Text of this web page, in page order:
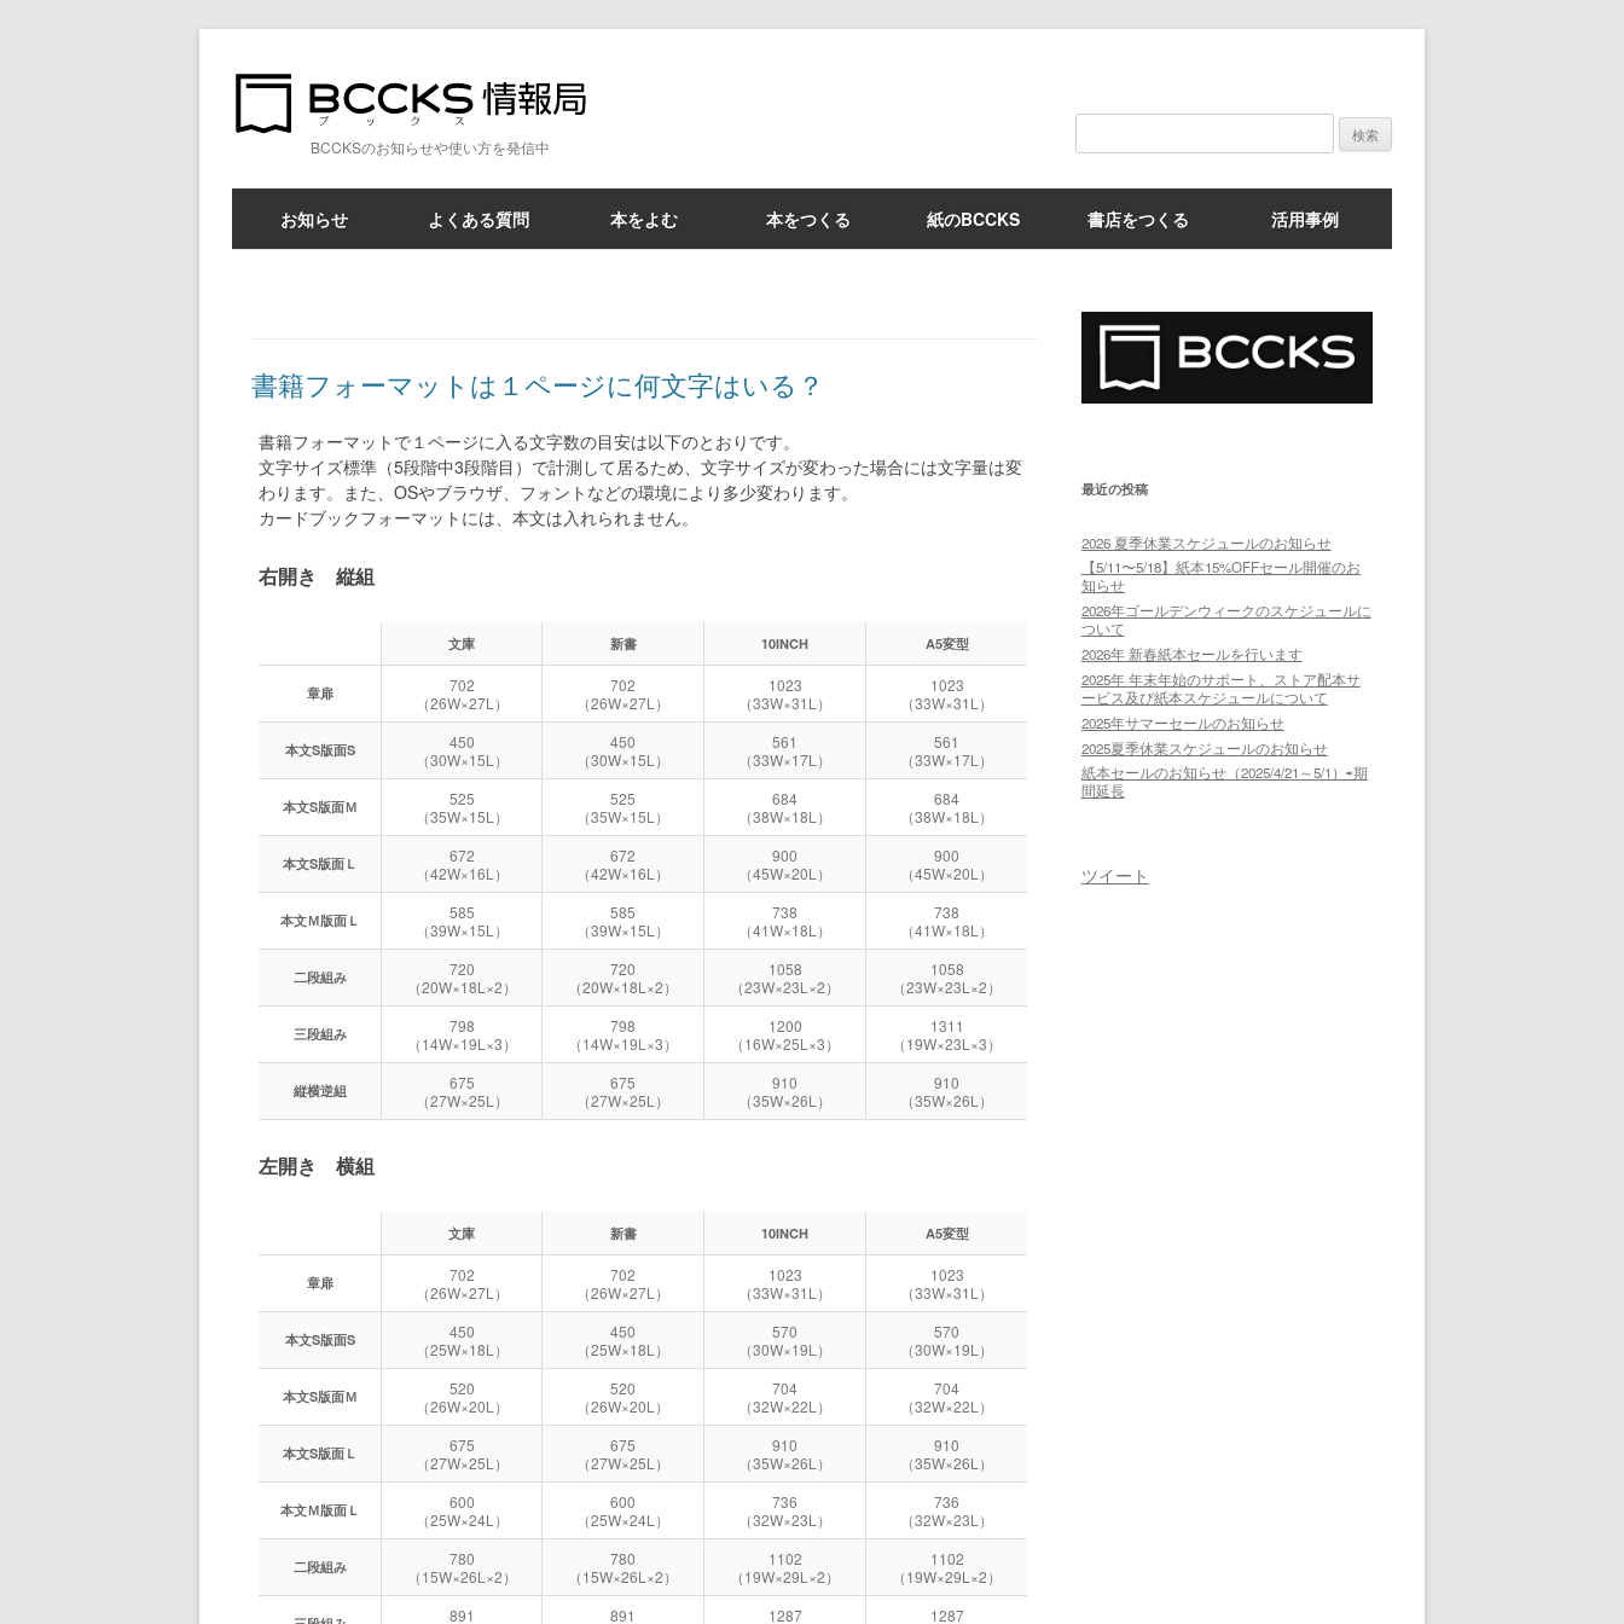
BCCKSのお知らせや使い方を発信中
検
お知らせ よくある質問 本をよむ 本をつくる 紙のBCCKS 書店をつくる 活用事例
書籍フォーマットは１ページに何文字はいる？
書籍フォーマットで１ページに入る文字数の目安は以下のとおりです。
文字サイズ標準（5段階中3段階目）で計測して居るため、文字サイズが変わった場合には文字量は変
わります。また、OSやブラウザ、フォントなどの環境により多少変わります。
カードブックフォーマットには、本文は入れられません。
右開き 縦組
文庫 新書 10INCH A5変型
章扉
702
（26W×27L）
702
（26W×27L）
1023
（33W×31L）
1023
（33W×31L）
本文S版面S
450
（30W×15L）
450
（30W×15L）
561
（33W×17L）
561
（33W×17L）
本文S版面Ｍ
525
（35W×15L）
525
（35W×15L）
684
（38W×18L）
684
（38W×18L）
本文S版面Ｌ
672
（42W×16L）
672
（42W×16L）
900
（45W×20L）
900
（45W×20L）
本文Ｍ版面Ｌ
585
（39W×15L）
585
（39W×15L）
738
（41W×18L）
738
（41W×18L）
二段組み
720
（20W×18L×2）
720
（20W×18L×2）
1058
（23W×23L×2）
1058
（23W×23L×2）
三段組み
798
（14W×19L×3）
798
（14W×19L×3）
1200
（16W×25L×3）
1311
（19W×23L×3）
縦横逆組
675
（27W×25L）
675
（27W×25L）
910
（35W×26L）
910
（35W×26L）
左開き 横組
文庫 新書 10INCH A5変型
章扉
702
（26W×27L）
702
（26W×27L）
1023
（33W×31L）
1023
（33W×31L）
本文S版面S
450
（25W×18L）
450
（25W×18L）
570
（30W×19L）
570
（30W×19L）
本文S版面Ｍ
520
（26W×20L）
520
（26W×20L）
704
（32W×22L）
704
（32W×22L）
本文S版面Ｌ
675
（27W×25L）
675
（27W×25L）
910
（35W×26L）
910
（35W×26L）
本文Ｍ版面Ｌ
600
（25W×24L）
600
（25W×24L）
736
（32W×23L）
736
（32W×23L）
二段組み
780
（15W×26L×2）
780
（15W×26L×2）
1102
（19W×29L×2）
1102
（19W×29L×2）
891
891
1287
1287
最近の投稿
2026 夏季休業スケジュールのお知らせ
【5/11〜5/18】紙本15%OFFセール開催のお
知らせ
2026年ゴールデンウィークのスケジュールに
ついて
2026年 新春紙本セールを行います
2025年 年末年始のサポート、ストア配本サ
ービス及び紙本スケジュールについて
2025年サマーセールのお知らせ
2025夏季休業スケジュールのお知らせ
紙本セールのお知らせ（2025/4/21～5/1）⇨期
間延長
ツイート